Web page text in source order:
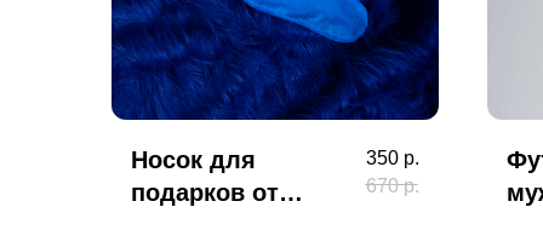
Носок для
подарков от
350 р.
670 р.